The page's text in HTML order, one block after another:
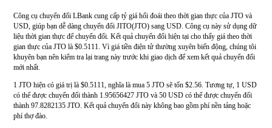
Công cụ chuyển đổi LBank cung cấp tỷ giá hối đoái theo thời gian thực của JTO và
USD, giúp bạn dễ dàng chuyển đổi JITO(JTO) sang USD. Công cụ này sử dụng dữ
liệu thời gian thực để chuyển đổi. Kết quả chuyển đổi hiện tại cho thấy giá theo thời
gian thực của JTO là $0.5111. Vì giá tiền điện tử thường xuyên biến động, chúng tôi
khuyên bạn nên kiểm tra lại trang này trước khi giao dịch để xem kết quả chuyển đổi
mới nhất.
1 JTO hiện có giá trị là $0.5111, nghĩa là mua 5 JTO sẽ tốn $2.56. Tương tự, 1 USD
có thể được chuyển đổi thành 1.95656427 JTO và 50 USD có thể được chuyển đổi
thành 97.8282135 JTO. Kết quả chuyển đổi này không bao gồm phí nền tảng hoặc
phí thợ đào.